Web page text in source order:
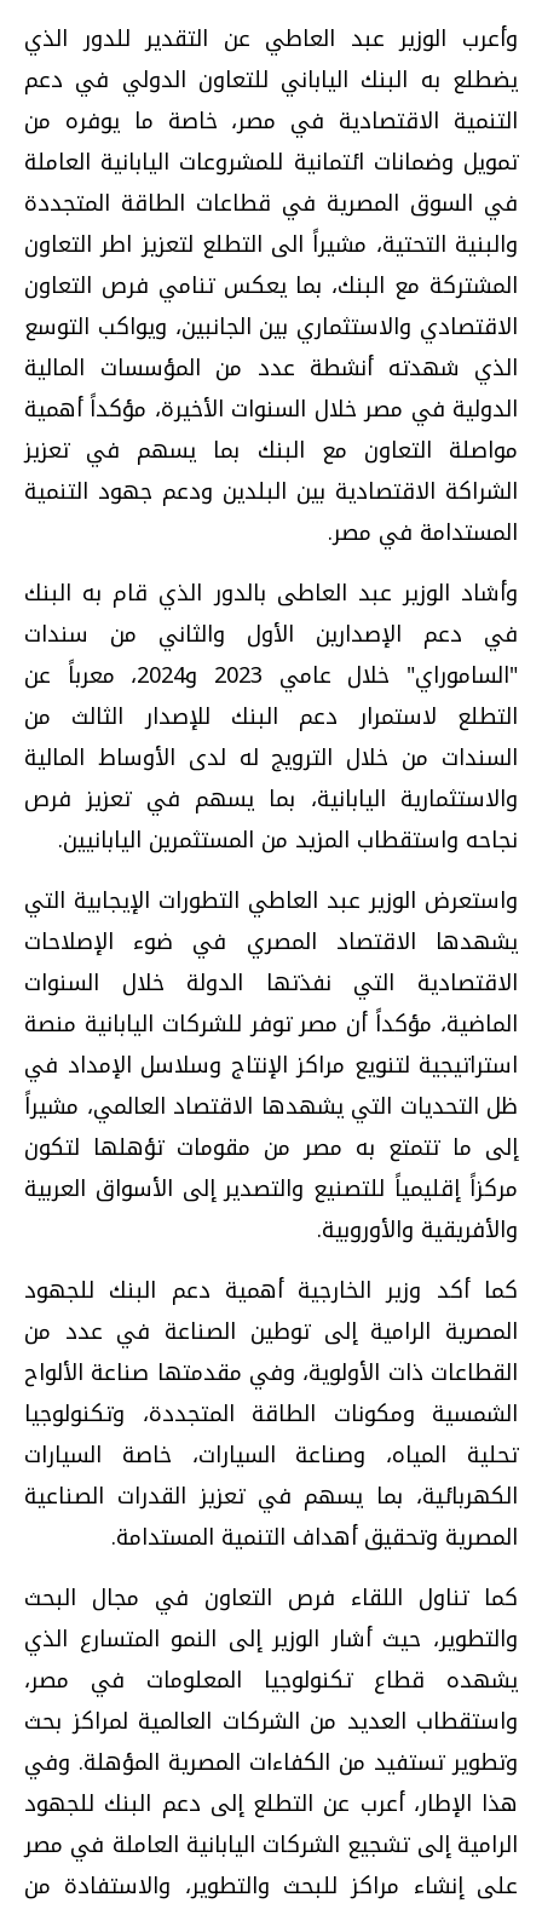
وأعرب الوزير عبد العاطي عن التقدير للدور الذي
يضطلع به البنك الياباني للتعاون الدولي في دعم
التنمية الاقتصادية في مصر، خاصة ما يوفره من
تمويل وضمانات ائتمانية للمشروعات اليابانية العاملة
في السوق المصرية في قطاعات الطاقة المتجددة
والبنية التحتية، مشيراً الى التطلع لتعزيز اطر التعاون
المشتركة مع البنك، بما يعكس تنامي فرص التعاون
الاقتصادي والاستثماري بين الجانبين، ويواكب التوسع
الذي شهدته أنشطة عدد من المؤسسات المالية
الدولية في مصر خلال السنوات الأخيرة، مؤكداً أهمية
مواصلة التعاون مع البنك بما يسهم في تعزيز
الشراكة الاقتصادية بين البلدين ودعم جهود التنمية
المستدامة في مصر.
وأشاد الوزير عبد العاطى بالدور الذي قام به البنك
في دعم الإصدارين الأول والثاني من سندات
"الساموراي" خلال عامي 2023 و2024، معرباً عن
التطلع لاستمرار دعم البنك للإصدار الثالث من
السندات من خلال الترويج له لدى الأوساط المالية
والاستثمارية اليابانية، بما يسهم في تعزيز فرص
نجاحه واستقطاب المزيد من المستثمرين اليابانيين.
واستعرض الوزير عبد العاطي التطورات الإيجابية التي
يشهدها الاقتصاد المصري في ضوء الإصلاحات
الاقتصادية التي نفذتها الدولة خلال السنوات
الماضية، مؤكداً أن مصر توفر للشركات اليابانية منصة
استراتيجية لتنويع مراكز الإنتاج وسلاسل الإمداد في
ظل التحديات التي يشهدها الاقتصاد العالمي، مشيراً
إلى ما تتمتع به مصر من مقومات تؤهلها لتكون
مركزاً إقليمياً للتصنيع والتصدير إلى الأسواق العربية
والأفريقية والأوروبية.
كما أكد وزير الخارجية أهمية دعم البنك للجهود
المصرية الرامية إلى توطين الصناعة في عدد من
القطاعات ذات الأولوية، وفي مقدمتها صناعة الألواح
الشمسية ومكونات الطاقة المتجددة، وتكنولوجيا
تحلية المياه، وصناعة السيارات، خاصة السيارات
الكهربائية، بما يسهم في تعزيز القدرات الصناعية
المصرية وتحقيق أهداف التنمية المستدامة.
كما تناول اللقاء فرص التعاون في مجال البحث
والتطوير، حيث أشار الوزير إلى النمو المتسارع الذي
يشهده قطاع تكنولوجيا المعلومات في مصر،
واستقطاب العديد من الشركات العالمية لمراكز بحث
وتطوير تستفيد من الكفاءات المصرية المؤهلة. وفي
هذا الإطار، أعرب عن التطلع إلى دعم البنك للجهود
الرامية إلى تشجيع الشركات اليابانية العاملة في مصر
على إنشاء مراكز للبحث والتطوير، والاستفادة من